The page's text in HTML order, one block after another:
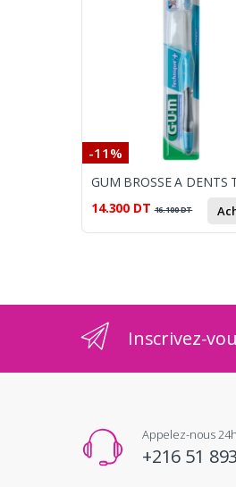
-11%
14.300 DT 16.100DT
Inscrivez-
Appelez-nous
+216 51